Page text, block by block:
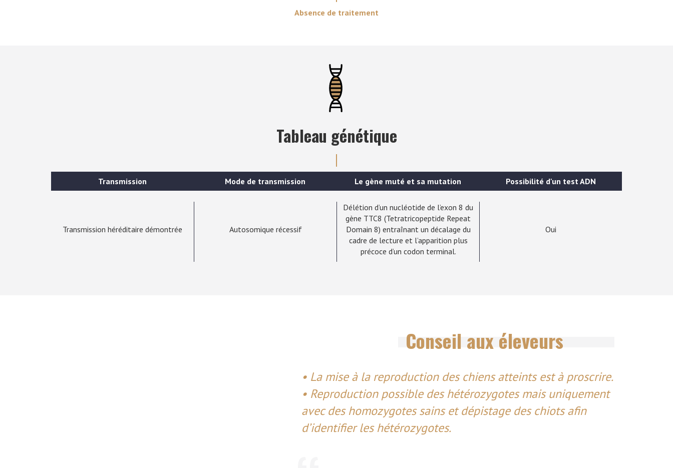
Absence de traitement
Tableau génétique
Transmission Mode de transmission Le gène muté et sa mutation Possibilité d'un test ADN
Transmission héréditaire démontrée Autosomique récessif
Délétion d’un nucléotide de l’exon 8 du
gène TTC8 (Tetratricopeptide Repeat
Domain 8) entraînant un décalage du
cadre de lecture et l’apparition plus
précoce d’un codon terminal.
Oui
Conseil aux éleveurs
• La mise à la reproduction des chiens atteints est à proscrire.
• Reproduction possible des hétérozygotes mais uniquement
avec des homozygotes sains et dépistage des chiots afin
d’identifier les hétérozygotes.